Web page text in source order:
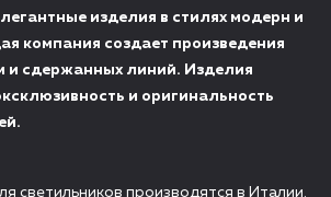
изделия в стилях модерн и
компания создает произведения
и сдержанных линий. Изделия
и оригинальность
светильников производятся в Италии.